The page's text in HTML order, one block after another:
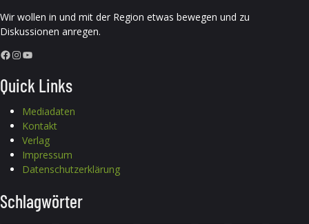
Wir wollen in und mit der Region etwas bewegen und zu
Diskussionen anregen.
Facebook InstagramYouTube
Quick Links
Mediadaten
Kontakt
Verlag
Impressum
Datenschutzerklärung
Schlagwörter